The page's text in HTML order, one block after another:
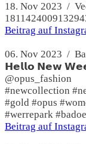
18. Nov 2023 /
Beitrag auf
06. Nov 2023 /
𝗛𝗲𝗹𝗹𝗼 𝗡𝗲𝘄
@opus_fashion
#newcollection
#gold #opus
#werrepark
Beitrag auf